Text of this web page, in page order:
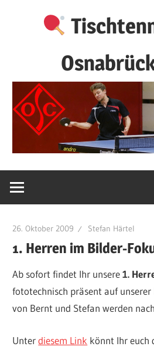
26. Oktober 2009 Stefan Härtel
1. Herren im Bilder-
Ab sofort findet Ihr unsere1.
fototechnisch präsent auf unserer
von Bernt und Stefan werden
Unterdiesem Link könnt Ihr euch